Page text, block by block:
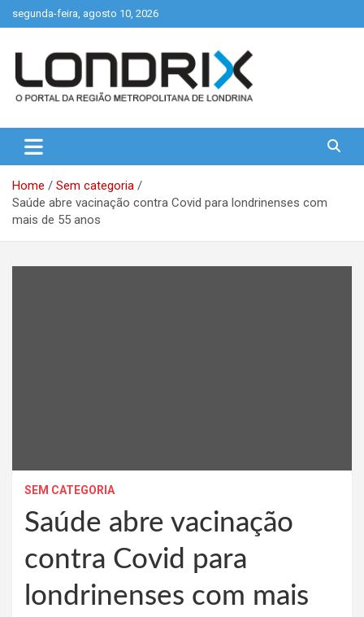
to
segunda-feira, agosto 10, 2026
Londrix
Home
Sem categoria
Saúde abre vacinação contra Covid para londrinenses com
mais de 55 anos
SEM CATEGORIA
Saúde abre vacinação
contra Covid para
londrinenses com mais